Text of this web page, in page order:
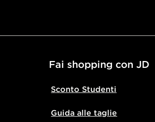
Fai shopping con JD
Sconto Studenti
Guida alle taglie